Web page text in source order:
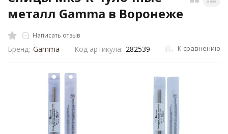
металл Gamma в Воронеже
Написать отзыв
Бренд: Gamma Код артикула: 282539 К сравнению